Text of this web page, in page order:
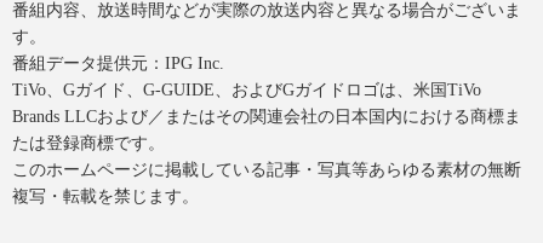
番組内容、放送時間などが実際の放送内容と異なる場合がございま
す。
番組データ提供元：IPG Inc.
TiVo、Gガイド、G-GUIDE、およびGガイドロゴは、米国TiVo
Brands LLCおよび／またはその関連会社の日本国内における商標ま
たは登録商標です。
このホームページに掲載している記事・写真等あらゆる素材の無断
複写・転載を禁じます。